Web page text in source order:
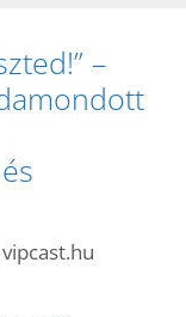
–
vipcast.hu